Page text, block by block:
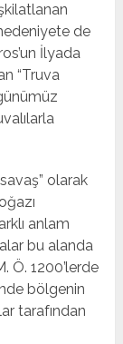
de
İlyada
“Truva
olarak
anlam
bu alanda
Ö. 1200’lerde
bölgenin
tarafından